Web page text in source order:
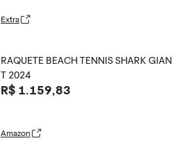
Extra
RAQUETE BEACH TENNIS SHARK GIAN
T 2024
R$ 1.159,83
Amazon